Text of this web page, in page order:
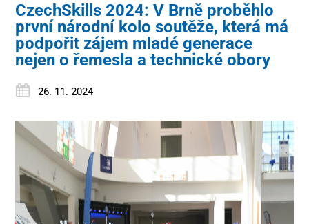
CzechSkills 2024: V Brně proběhlo
první národní kolo soutěže, která má
podpořit zájem mladé generace
nejen o řemesla a technické obory
26. 11. 2024